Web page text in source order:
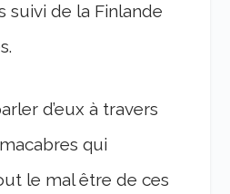
suivi de la Finlande
d’eux à travers
qui
le mal être de ces